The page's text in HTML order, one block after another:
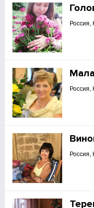
Россия,
Россия,
Россия,